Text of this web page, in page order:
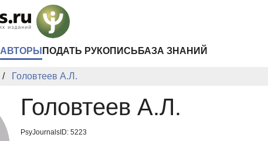
АВТОРЫ ПОДАТЬ РУКОПИСЬ БАЗА ЗНАНИЙ
Головтеев А.Л.
Головтеев А.Л.
PsyJournalsID: 5223